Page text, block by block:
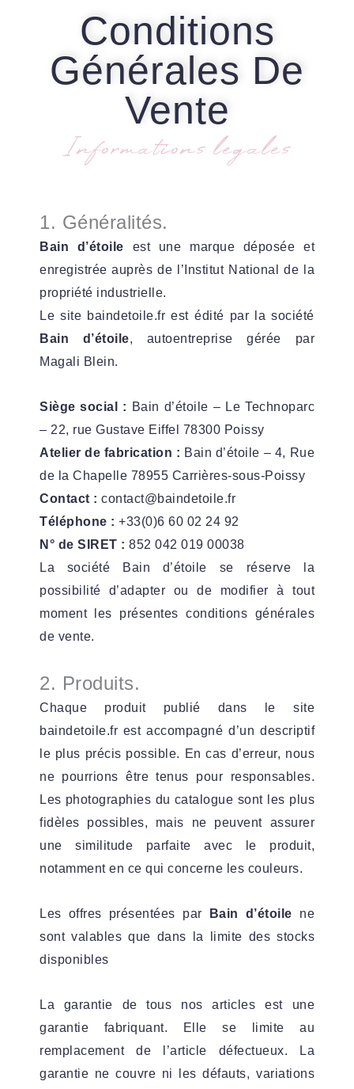
Conditions
Générales De
Vente
Informations legales
1. Généralités.
Bain d’étoile est une marque déposée et
enregistrée auprès de l’Institut National de la
propriété industrielle.
Le site baindetoile.fr est édité par la société
Bain d’étoile, autoentreprise gérée par
Magali Blein.
Siège social : Bain d’étoile – Le Technoparc
– 22, rue Gustave Eiffel 78300 Poissy
Atelier de fabrication : Bain d’étoile – 4, Rue
de la Chapelle 78955 Carrières-sous-Poissy
Contact : contact@baindetoile.fr
Téléphone : +33(0)6 60 02 24 92
N° de SIRET : 852 042 019 00038
La société Bain d’étoile se réserve la
possibilité d’adapter ou de modifier à tout
moment les présentes conditions générales
de vente.
2. Produits.
Chaque produit publié dans le site
baindetoile.fr est accompagné d’un descriptif
le plus précis possible. En cas d’erreur, nous
ne pourrions être tenus pour responsables.
Les photographies du catalogue sont les plus
fidèles possibles, mais ne peuvent assurer
une similitude parfaite avec le produit,
notamment en ce qui concerne les couleurs.
Les offres présentées par Bain d’étoile ne
sont valables que dans la limite des stocks
disponibles
La garantie de tous nos articles est une
garantie fabriquant. Elle se limite au
remplacement de l’article défectueux. La
garantie ne couvre ni les défauts, variations